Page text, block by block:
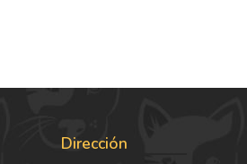
Dirección